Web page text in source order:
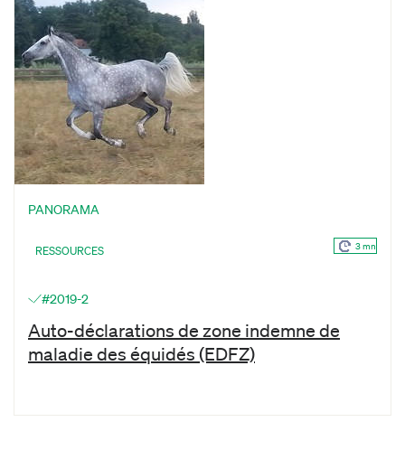
PANORAMA
RESSOURCES 3 mn
#2019-2
Auto-déclarations de zone indemne de
maladie des équidés (EDFZ)